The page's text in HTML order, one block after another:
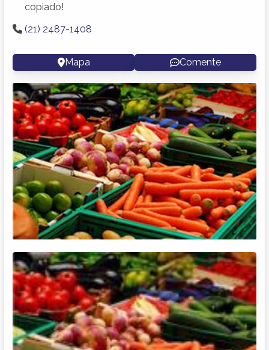
copiado!
(21) 2487-1408
Mapa Comente